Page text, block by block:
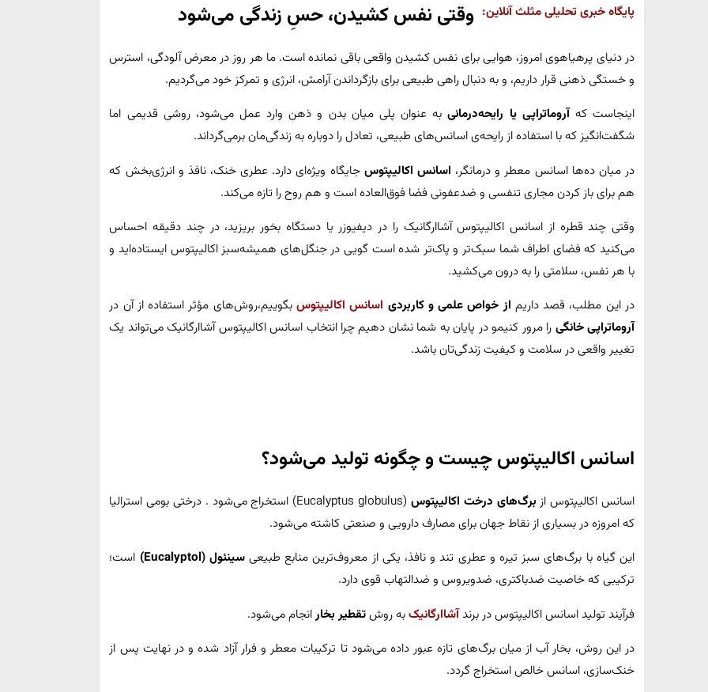
پایگاه خبری تحلیلی مثلث آنلاین: وقتی نفس کشیدن، حسِ زندگی می‌شود
در دنیای پرهیاهوی امروز، هوایی برای نفس کشیدن واقعی باقی نمانده است. ما هر روز در معرض آلودگی، استرس
و خستگی ذهنی قرار داریم، و به دنبال راهی طبیعی برای بازگرداندن آرامش، انرژی و تمرکز خود می‌گردیم.
اینجاست کهآروماتراپی یا رایحه‌درمانیبه عنوان پلی میان بدن و ذهن وارد عمل می‌شود، روشی قدیمی اما
شگفت‌انگیز که با استفاده از رایحه‌ی اسانس‌های طبیعی، تعادل را دوباره به زندگی‌مان برمی‌گرداند.
در میان ده‌ها اسانس معطر و درمانگر، اسانس اکالیپتوس جایگاه ویژه‌ای دارد. عطری خنک، نافذ و انرژی‌بخش که
هم برای باز کردن مجاری تنفسی و ضدعفونی فضا فوق‌العاده است و هم روح را تازه می‌کند.
وقتی چند قطره از اسانس اکالیپتوس آشاارگانیک را در دیفیوزر یا دستگاه بخور بریزید، در چند دقیقه احساس
می‌کنید که فضای اطراف شما سبک‌تر و پاک‌تر شده است گویی در جنگل‌های همیشه‌سبز اکالیپتوس ایستاده‌اید و
با هر نفس، سلامتی را به درون می‌کشید.
در این مطلب، قصد داریم از خواص علمی و کاربردی اسانس اکالیپتوس بگوییم،روش‌های مؤثر استفاده از آن در
آروماتراپی خانگی را مرور کنیمو در پایان به شما نشان دهیم چرا انتخاب اسانس اکالیپتوس آشاارگانیک می‌تواند یک
تغییر واقعی در سلامت و کیفیت زندگی‌تان باشد.
اسانس اکالیپتوس چیست و چگونه تولید می‌شود؟
اسانس اکالیپتوس از برگ‌های درخت اکالیپتوس
(Eucalyptus globulus) استخراج می‌شود . درختی بومی استرالیا
که امروزه در بسیاری از نقاط جهان برای مصارف دارویی و صنعتی کاشته می‌شود.
این گیاه با برگ‌های سبز تیره و عطری تند و نافذ، یکی از معروف‌ترین منابع طبیعیسینئول (Eucalyptol)
است؛
ترکیبی که خاصیت ضدباکتری، ضدویروس و ضدالتهاب قوی دارد.
فرآیند تولید اسانس اکالیپتوس در برندآشاارگانیکبه روشتقطیر بخار انجام می‌شود.
در این روش، بخار آب از میان برگ‌های تازه عبور داده می‌شود تا ترکیبات معطر و فرار آزاد شده و در نهایت پس از
خنک‌سازی، اسانس خالص استخراج گردد.